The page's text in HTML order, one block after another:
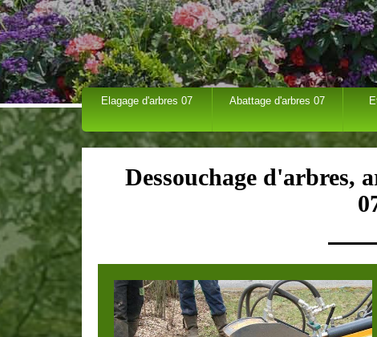
Elagage d'arbres 07 Abattage d'arbres 07
Dessouchage d'arbres,